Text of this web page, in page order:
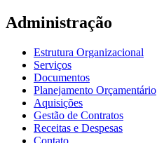
Administração
Estrutura Organizacional
Serviços
Documentos
Planejamento Orçamentário
Aquisições
Gestão de Contratos
Receitas e Despesas